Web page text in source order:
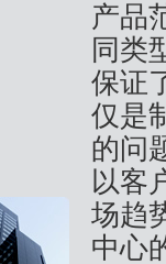
产品
同类
保证
仅是
的问
以客
场趋
中心